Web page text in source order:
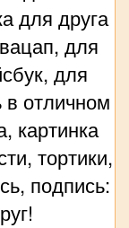
для друга
для
для
в отличном
картинка
тортики,
подпись: